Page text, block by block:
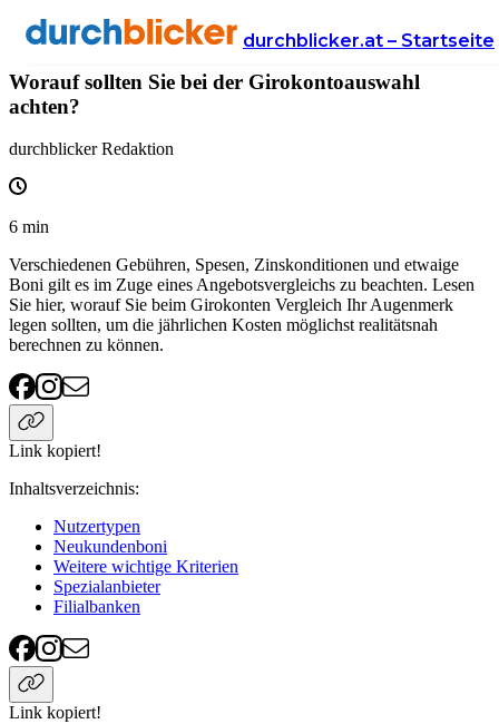
durchblicker.at – Startseite
Wissen Finanzen girokonto
Worauf sollten Sie bei der Girokontoauswahl
achten?
durchblicker Redaktion
6 min
Verschiedenen Gebühren, Spesen, Zinskonditionen und etwaige
Boni gilt es im Zuge eines Angebotsvergleichs zu beachten. Lesen
Sie hier, worauf Sie beim Girokonten Vergleich Ihr Augenmerk
legen sollten, um die jährlichen Kosten möglichst realitätsnah
berechnen zu können.
Link kopiert!
Inhaltsverzeichnis:
Nutzertypen
Neukundenboni
Weitere wichtige Kriterien
Spezialanbieter
Filialbanken
Link kopiert!